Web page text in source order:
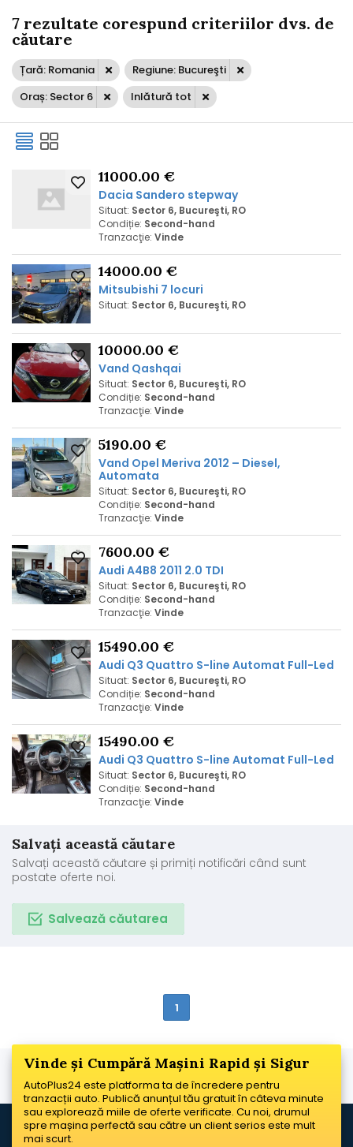
7 rezultate corespund criteriilor dvs. de
căutare
Țară: Romania
Regiune: Bucureşti
Oraș: Sector 6
Inlătură tot
11000.00 €
Dacia Sandero stepway
Situat: Sector 6, Bucureşti, RO
Condiție: Second-hand
Tranzacţie: Vinde
14000.00 €
Mitsubishi 7 locuri
Situat: Sector 6, Bucureşti, RO
10000.00 €
Vand Qashqai
Situat: Sector 6, Bucureşti, RO
Condiție: Second-hand
Tranzacţie: Vinde
5190.00 €
Vand Opel Meriva 2012 – Diesel,
Automata
Situat: Sector 6, Bucureşti, RO
Condiție: Second-hand
Tranzacţie: Vinde
7600.00 €
Audi A4B8 2011 2.0 TDI
Situat: Sector 6, Bucureşti, RO
Condiție: Second-hand
Tranzacţie: Vinde
15490.00 €
Audi Q3 Quattro S-line Automat Full-Led
Situat: Sector 6, Bucureşti, RO
Condiție: Second-hand
Tranzacţie: Vinde
15490.00 €
Audi Q3 Quattro S-line Automat Full-Led
Situat: Sector 6, Bucureşti, RO
Condiție: Second-hand
Tranzacţie: Vinde
Salvați această căutare
Salvați această căutare și primiți notificări când sunt
postate oferte noi.
Salvează căutarea
1
Vinde și Cumpără Mașini Rapid și Sigur
AutoPlus24 este platforma ta de încredere pentru
tranzacții auto. Publică anunțul tău gratuit în câteva minute
sau explorează miile de oferte verificate. Cu noi, drumul
spre mașina perfectă sau către un client serios este mult
mai scurt.